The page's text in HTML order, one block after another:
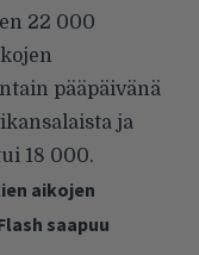
22 000
pääpäivänä
ja
18 000.
aikojen
saapuu